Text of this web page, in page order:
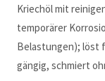
Kriechöl mit
temporärer
Belastungen); löst
gängig, schmiert